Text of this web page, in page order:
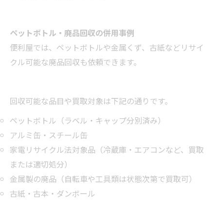
ペットボトル・廃品回収の併用事例
便利屋では、ペットボトルや金属くず、古紙などリサイ
クル可能な廃品回収も依頼できます。
回収可能な品目や買取対象は下記の通りです。
ペットボトル（ラベル・キャップ分別済み）
アルミ缶・スチール缶
家電リサイクル法対象品（冷蔵庫・エアコンなど、買取
または適切処分）
金属製の廃品（自転車や工具類は状態次第で買取可）
古紙・古本・ダンボール